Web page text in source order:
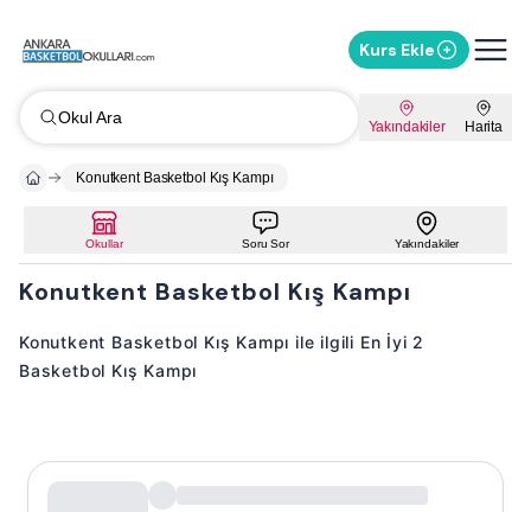
Kurs Ekle
Okul Ara Yakındakiler Harita
Konutkent Basketbol Kış Kampı
Okullar Soru Sor Yakındakiler
Konutkent Basketbol Kış Kampı
Konutkent Basketbol Kış Kampı ile ilgili En İyi 2
Basketbol Kış Kampı